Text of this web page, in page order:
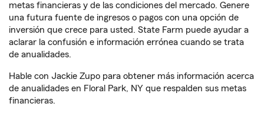
metas financieras y de las condiciones del mercado. Genere
una futura fuente de ingresos o pagos con una opción de
inversión que crece para usted. State Farm puede ayudar a
aclarar la confusión e información errónea cuando se trata
de anualidades.
Hable con Jackie Zupo para obtener más información acerca
de anualidades en Floral Park, NY que respalden sus metas
financieras.